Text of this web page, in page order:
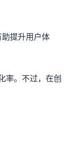
提升用户体
率。不过，在创